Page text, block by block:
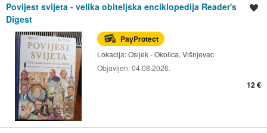
Povijest svijeta - velika obiteljska enciklopedija Reader's
Digest
PayProtect
Lokacija:Osijek - Okolica, Višnjevac
Objavljen:04.08.2026.
12 €